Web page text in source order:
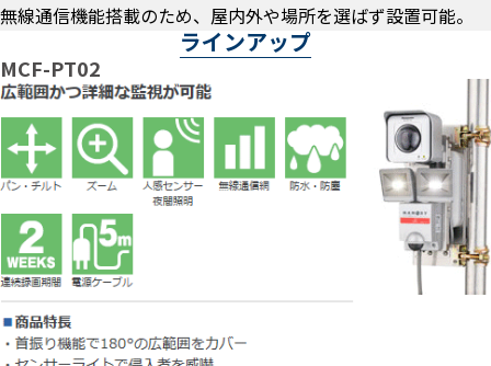
無線通信機能搭載のため、屋内外や場所を選ばず設置可能。
ラインアップ
MCF-PT02